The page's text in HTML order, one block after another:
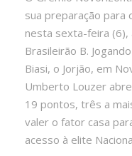
sua preparação para
nesta sexta-feira (6),
Brasileirão B.
Biasi, o Jorjão, em
Umberto Louzer
19 pontos, três a
valer o fator casa
acesso à elite